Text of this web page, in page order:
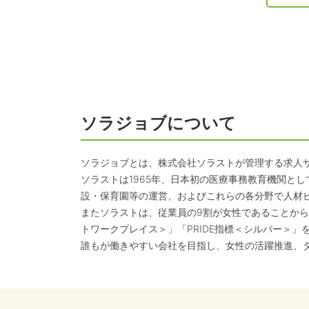
ソラジョブについて
ソラジョブとは、株式会社ソラストが管理する求人
ソラストは1965年、日本初の医療事務教育機関と
設・保育園等の運営、およびこれらの各分野で人材
またソラストは、従業員の9割が女性であることか
トワークプレイス＞」「PRIDE指標＜シルバー＞」
誰もが働きやすい会社を目指し、女性の活躍推進